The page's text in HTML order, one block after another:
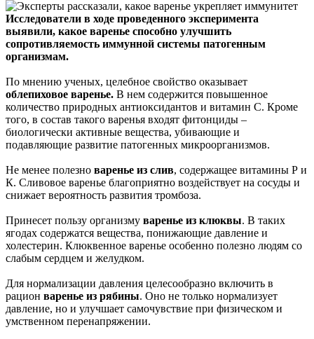
Исследователи в ходе проведенного эксперимента
выявили, какое варенье способно улучшить
сопротивляемость иммунной системы патогенным
организмам.
По мнению ученых, целебное свойство оказывает
облепиховое варенье. В нем содержится повышенное
количество природных антиоксидантов и витамин С. Кроме
того, в состав такого варенья входят фитонциды –
биологически активные вещества, убивающие и
подавляющие развитие патогенных микроорганизмов.
Не менее полезно варенье из слив, содержащее витамины Р и
К. Сливовое варенье благоприятно воздействует на сосуды и
снижает вероятность развития тромбоза.
Принесет пользу организму варенье из клюквы. В таких
ягодах содержатся вещества, понижающие давление и
холестерин. Клюквенное варенье особенно полезно людям со
слабым сердцем и желудком.
Для нормализации давления целесообразно включить в
рацион варенье из рябины. Оно не только нормализует
давление, но и улучшает самочувствие при физическом и
умственном перенапряжении.